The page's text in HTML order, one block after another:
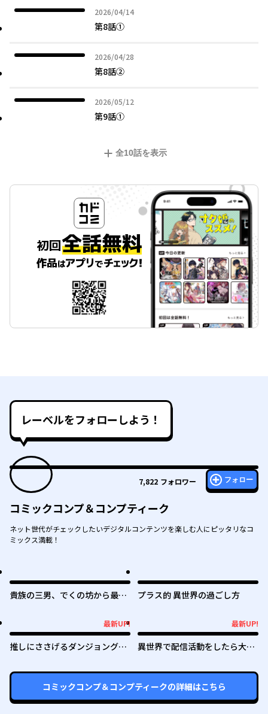
2026/04/14
2026年04月14日
第8話①
2026/04/28
2026年04月28日
第8話②
2026/05/12
2026年05月12日
第9話①
全10話を表示
レーベルをフォローしよう！
7,822 フォロワー フォロー
コミックコンプ＆コンプティーク
ネット世代がチェックしたいデジタルコンテンツを楽しむ人にピッタリなコ
ミックス満載！
貴族の三男、でくの坊から最強
して、すべての魔術を魔改
造！ ～気ままに遊んでいるだ
けなのに、何故か評価が上がっ
プラス的 異世界の過ごし方
最新UP!
推しにささげるダンジョングル
～
最新UP!
異世界で配信活動をしたら大量
まった件
コミックコンプ＆コンプティークの詳細はこちら